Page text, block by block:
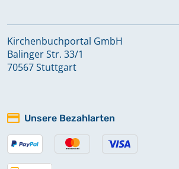
Kirchenbuchportal GmbH
Balinger Str. 33/1
70567 Stuttgart
Unsere Bezahlarten